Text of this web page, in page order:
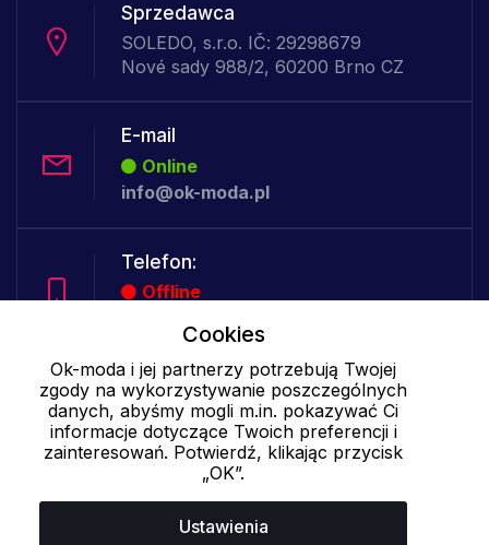
Sprzedawca
SOLEDO, s.r.o. IČ: 29298679
Nové sady 988/2, 60200 Brno CZ
E-mail
Online
info@ok-moda.pl
Telefon:
Offline
Cookies - szczegółowe ustawienia| Więcej informacji|Polityka
prywatności
Cookies
Ok-moda i jej partnerzy potrzebują Twojej
zgody na wykorzystywanie poszczególnych
danych, abyśmy mogli m.in. pokazywać Ci
informacje dotyczące Twoich preferencji i
zainteresowań. Potwierdź, klikając przycisk
„OK”.
Ustawienia